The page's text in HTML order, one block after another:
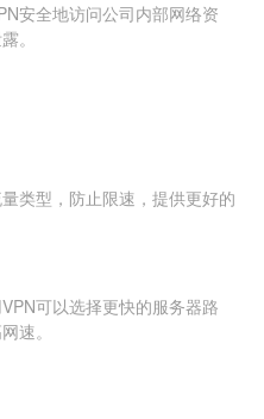
安全地访问公司内部网络资
。
类型，防止限速，提供更好的
可以选择更快的服务器路
速。